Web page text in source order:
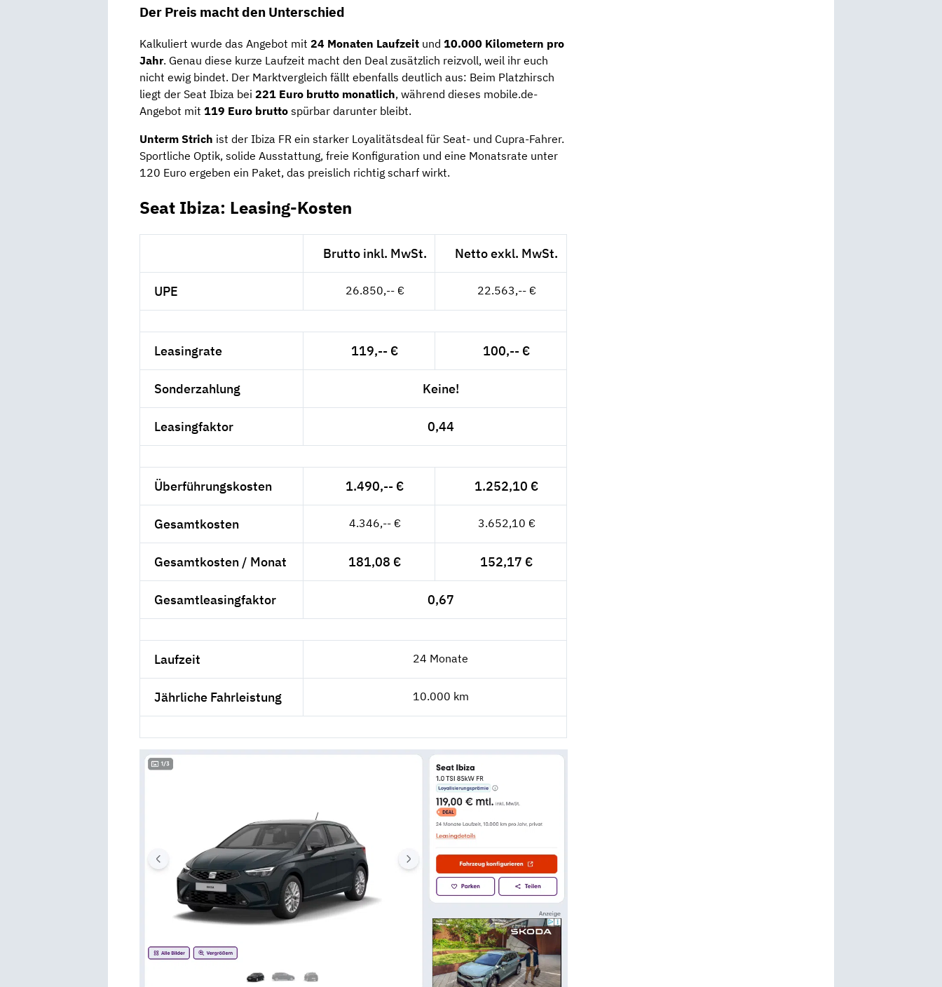
Der Preis macht den Unterschied
Kalkuliert wurde das Angebot mit 24 Monaten Laufzeit und 10.000 Kilometern pro
Jahr. Genau diese kurze Laufzeit macht den Deal zusätzlich reizvoll, weil ihr euch
nicht ewig bindet. Der Marktvergleich fällt ebenfalls deutlich aus: Beim Platzhirsch
liegt der Seat Ibiza bei 221 Euro brutto monatlich, während dieses mobile.de-
Angebot mit 119 Euro brutto spürbar darunter bleibt.
Unterm Strich ist der Ibiza FR ein starker Loyalitätsdeal für Seat- und Cupra-Fahrer.
Sportliche Optik, solide Ausstattung, freie Konfiguration und eine Monatsrate unter
120 Euro ergeben ein Paket, das preislich richtig scharf wirkt.
Seat Ibiza: Leasing-Kosten
Brutto inkl. MwSt. Netto exkl. MwSt.
UPE 26.850,-- € 22.563,-- €
Leasingrate 119,-- € 100,-- €
Sonderzahlung Keine!
Leasingfaktor 0,44
Überführungskosten 1.490,-- € 1.252,10 €
Gesamtkosten 4.346,-- € 3.652,10 €
Gesamtkosten / Monat 181,08 € 152,17 €
Gesamtleasingfaktor 0,67
Laufzeit 24 Monate
Jährliche Fahrleistung 10.000 km